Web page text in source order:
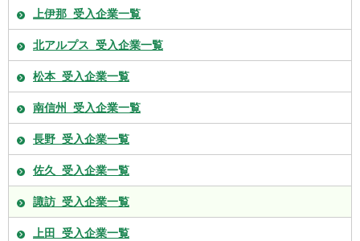
上伊那_受入企業一覧
北アルプス_受入企業一覧
松本_受入企業一覧
南信州_受入企業一覧
長野_受入企業一覧
佐久_受入企業一覧
諏訪_受入企業一覧
上田_受入企業一覧